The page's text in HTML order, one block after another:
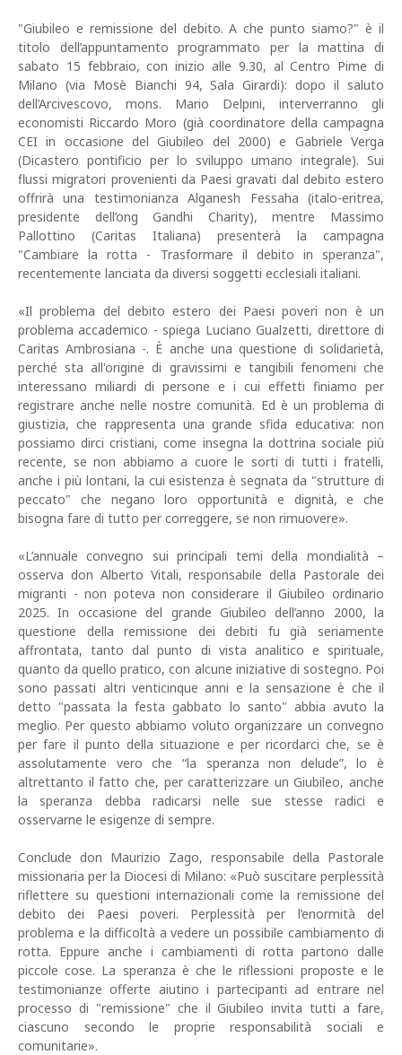
"Giubileo e remissione del debito. A che punto siamo?" è il
titolo dell’appuntamento programmato per la mattina di
sabato 15 febbraio, con inizio alle 9.30, al Centro Pime di
Milano (via Mosè Bianchi 94, Sala Girardi): dopo il saluto
dell’Arcivescovo, mons. Mario Delpini, interverranno gli
economisti Riccardo Moro (già coordinatore della campagna
CEI in occasione del Giubileo del 2000) e Gabriele Verga
(Dicastero pontificio per lo sviluppo umano integrale). Sui
flussi migratori provenienti da Paesi gravati dal debito estero
offrirà una testimonianza Alganesh Fessaha (italo-eritrea,
presidente dell’ong Gandhi Charity), mentre Massimo
Pallottino (Caritas Italiana) presenterà la campagna
"Cambiare la rotta - Trasformare il debito in speranza",
recentemente lanciata da diversi soggetti ecclesiali italiani.
«Il problema del debito estero dei Paesi poveri non è un
problema accademico - spiega Luciano Gualzetti, direttore di
Caritas Ambrosiana -. È anche una questione di solidarietà,
perché sta all'origine di gravissimi e tangibili fenomeni che
interessano miliardi di persone e i cui effetti finiamo per
registrare anche nelle nostre comunità. Ed è un problema di
giustizia, che rappresenta una grande sfida educativa: non
possiamo dirci cristiani, come insegna la dottrina sociale più
recente, se non abbiamo a cuore le sorti di tutti i fratelli,
anche i più lontani, la cui esistenza è segnata da "strutture di
peccato" che negano loro opportunità e dignità, e che
bisogna fare di tutto per correggere, se non rimuovere».
«L’annuale convegno sui principali temi della mondialità –
osserva don Alberto Vitali, responsabile della Pastorale dei
migranti - non poteva non considerare il Giubileo ordinario
2025. In occasione del grande Giubileo dell’anno 2000, la
questione della remissione dei debiti fu già seriamente
affrontata, tanto dal punto di vista analitico e spirituale,
quanto da quello pratico, con alcune iniziative di sostegno. Poi
sono passati altri venticinque anni e la sensazione è che il
detto "passata la festa gabbato lo santo" abbia avuto la
meglio. Per questo abbiamo voluto organizzare un convegno
per fare il punto della situazione e per ricordarci che, se è
assolutamente vero che “la speranza non delude”, lo è
altrettanto il fatto che, per caratterizzare un Giubileo, anche
la speranza debba radicarsi nelle sue stesse radici e
osservarne le esigenze di sempre.
Conclude don Maurizio Zago, responsabile della Pastorale
missionaria per la Diocesi di Milano: «Può suscitare perplessità
riflettere su questioni internazionali come la remissione del
debito dei Paesi poveri. Perplessità per l’enormità del
problema e la difficoltà a vedere un possibile cambiamento di
rotta. Eppure anche i cambiamenti di rotta partono dalle
piccole cose. La speranza è che le riflessioni proposte e le
testimonianze offerte aiutino i partecipanti ad entrare nel
processo di "remissione" che il Giubileo invita tutti a fare,
ciascuno secondo le proprie responsabilità sociali e
comunitarie».